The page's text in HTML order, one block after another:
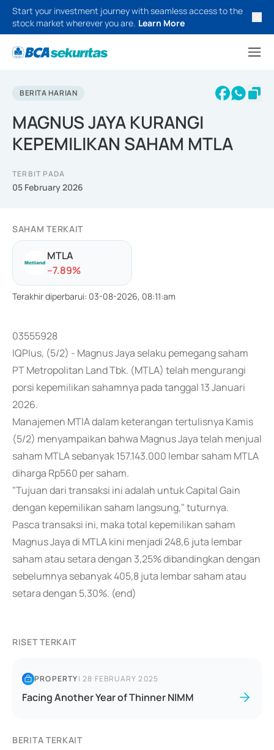
Start your investment journey with seamless access to the
stock market wherever you are. Learn More
BERITA HARIAN
MAGNUS JAYA KURANGI
KEPEMILIKAN SAHAM MTLA
TERBIT PADA
05 February 2026
SAHAM TERKAIT
MTLA
--7.89%
Terakhir diperbarui: 03-08-2026, 08:11:am
03555928
IQPlus, (5/2) - Magnus Jaya selaku pemegang saham
PT Metropolitan Land Tbk. (MTLA) telah mengurangi
porsi kepemilikan sahamnya pada tanggal 13 Januari
2026.
Manajemen MTlA dalam keterangan tertulisnya Kamis
(5/2) menyampaikan bahwa Magnus Jaya telah menjual
saham MTLA sebanyak 157.143.000 lembar saham MTLA
diharga Rp560 per saham.
"Tujuan dari transaksi ini adalah untuk Capital Gain
dengan kepemilikan saham langsung," tuturnya.
Pasca transaksi ini, maka total kepemilikan saham
Magnus Jaya di MTLA kini menjadi 248,6 juta lembar
saham atau setara dengan 3,25% dibandingkan dengan
sebelumnya sebanyak 405,8 juta lembar saham atau
setara dengan 5,30%. (end)
RISET TERKAIT
PROPERTY|28 FEBRUARY 2025
Facing Another Year of Thinner NIMM
BERITA TERKAIT